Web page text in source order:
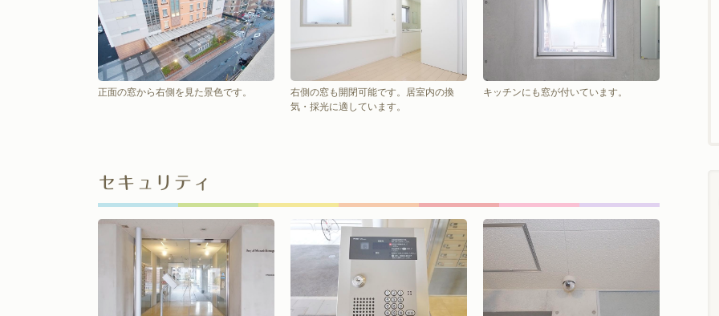
正面の窓から右側を見た景色です。
右側の窓も開閉可能です。居室内の換
気・採光に適しています。
キッチンにも窓が付いています。
セキュリティ